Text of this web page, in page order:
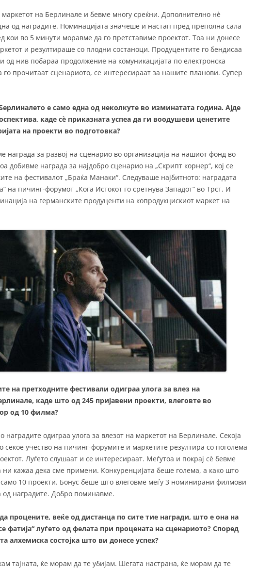
маркетот на Берлинале и бевме многу среќни. Дополнително нè
од наградите. Номинацијата значеше и настап пред преполна сала
кои во 5 минути моравме да го претставиме проектот. Тоа ни донесе
и резултираше со плодни состаноци. Продуцентите го бендисаа
од нив побараа продолжение на комуникацијата по електронска
го прочитаат сценариото, се интересираат за нашите планови. Супер
е само една од неколкуте во изминатата година. Ајде
каде сè приказната успеа да ги воодушеви ценетите
на проекти во подготовка?
награда за развој на сценарио во организација на нашиот фонд во
добивме награда за најдобро сценарио на „Скрипт корнер“, кој се
на фестивалот „Браќа Манаки“. Следуваше најбитното: наградата
на пичинг-форумот „Кога Истокот го сретнува Западот“ во Трст. И
на германските продуценти на копродукцискиот маркет на
на претходните фестивали одиграа улога за влез на
каде што од 245 пријавени проекти, влеговте во
од 10 филма?
наградите одиграа улога за влезот на маркетот на Берлинале. Секоја
секое учество на пичинг-форумите и маркетите резултира со поголема
Луѓето слушаат и се интересираат. Меѓутоа и покрај сè бевме
ни кажаа дека сме примени. Конкуренцијата беше голема, а како што
10 проекти. Бонус беше што влеговме меѓу 3 номинирани филмови
од наградите. Добро поминавме.
процените, веќе од дистанца по сите тие награди, што е она на
фатија“ луѓето од фелата при процената на сценариото? Според
алхемиска состојка што ви донесе успех?
тајната, ќе морам да те убијам. Шегата настрана, ќе морам да те